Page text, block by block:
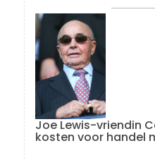
Joe Lewis-vriendin
kosten voor handel